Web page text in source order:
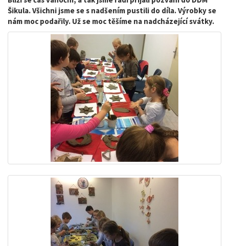
Šikula. Všichni jsme se s nadšením pustili do díla. Výrobky se
nám moc podařily. Už se moc těšíme na nadcházející svátky.